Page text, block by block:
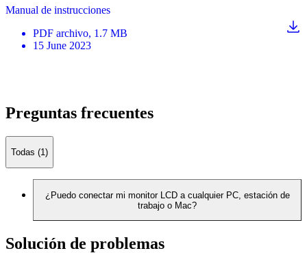
Manual de instrucciones
PDF archivo, 1.7 MB
15 June 2023
Preguntas frecuentes
Todas (1)
¿Puedo conectar mi monitor LCD a cualquier PC, estación de
trabajo o Mac?
Solución de problemas